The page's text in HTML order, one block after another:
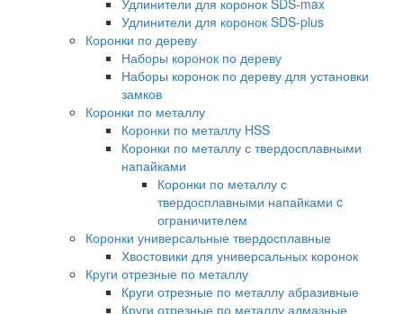
Удлинители для коронок SDS-max
Удлинители для коронок SDS-plus
Коронки по дереву
Наборы коронок по дереву
Наборы коронок по дереву для установки
замков
Коронки по металлу
Коронки по металлу HSS
Коронки по металлу с твердосплавными
напайками
Коронки по металлу с
твердосплавными напайками c
ограничителем
Коронки универсальные твердосплавные
Хвостовики для универсальных коронок
Круги отрезные по металлу
Круги отрезные по металлу абразивные
Круги отрезные по металлу алмазные